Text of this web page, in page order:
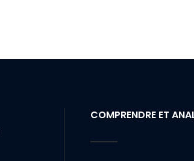
COMPRENDRE ET